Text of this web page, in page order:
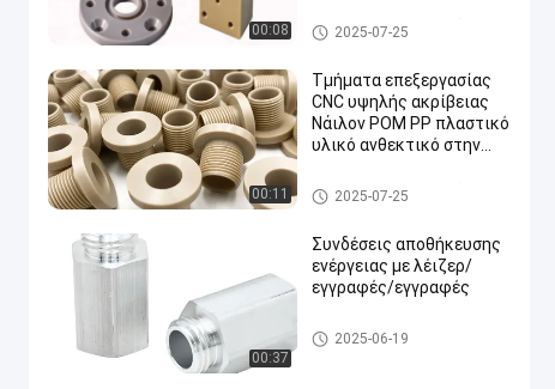
00:08
Κατεργασία Πλαστικών Αντα
λλακτικών
2025-07-25
00:11
Τμήματα επεξεργασίας
CNC υψηλής ακρίβειας
Νάιλον POM PP πλαστικό
υλικό ανθεκτικό στην
Κατεργασία Πλαστικών Αντα
λλακτικών
2025-07-25
00:37
Συνδέσεις αποθήκευσης
ενέργειας με λέιζερ/
εγγραφές/εγγραφές
Συνδετήρες ενεργειακής απ
οθήκευσης
2025-06-19